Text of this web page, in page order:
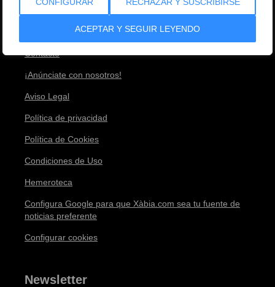
ACEPTAR Y SEGUIR LEYENDO
Envíanos tu noticia
Contacto
¡Anúnciate con nosotros!
Aviso Legal
Política de privacidad
Política de Cookies
Condiciones de Uso
Hemeroteca
Configura Google para que Xàbia.com sea tu fuente de
noticias preferente
Configurar cookies
Newsletter